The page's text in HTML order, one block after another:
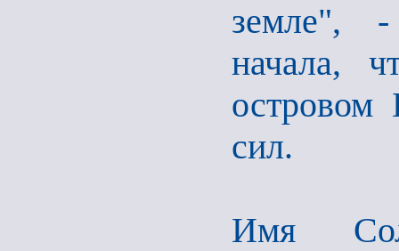
земле", -
начала,
островом
сил.
Имя